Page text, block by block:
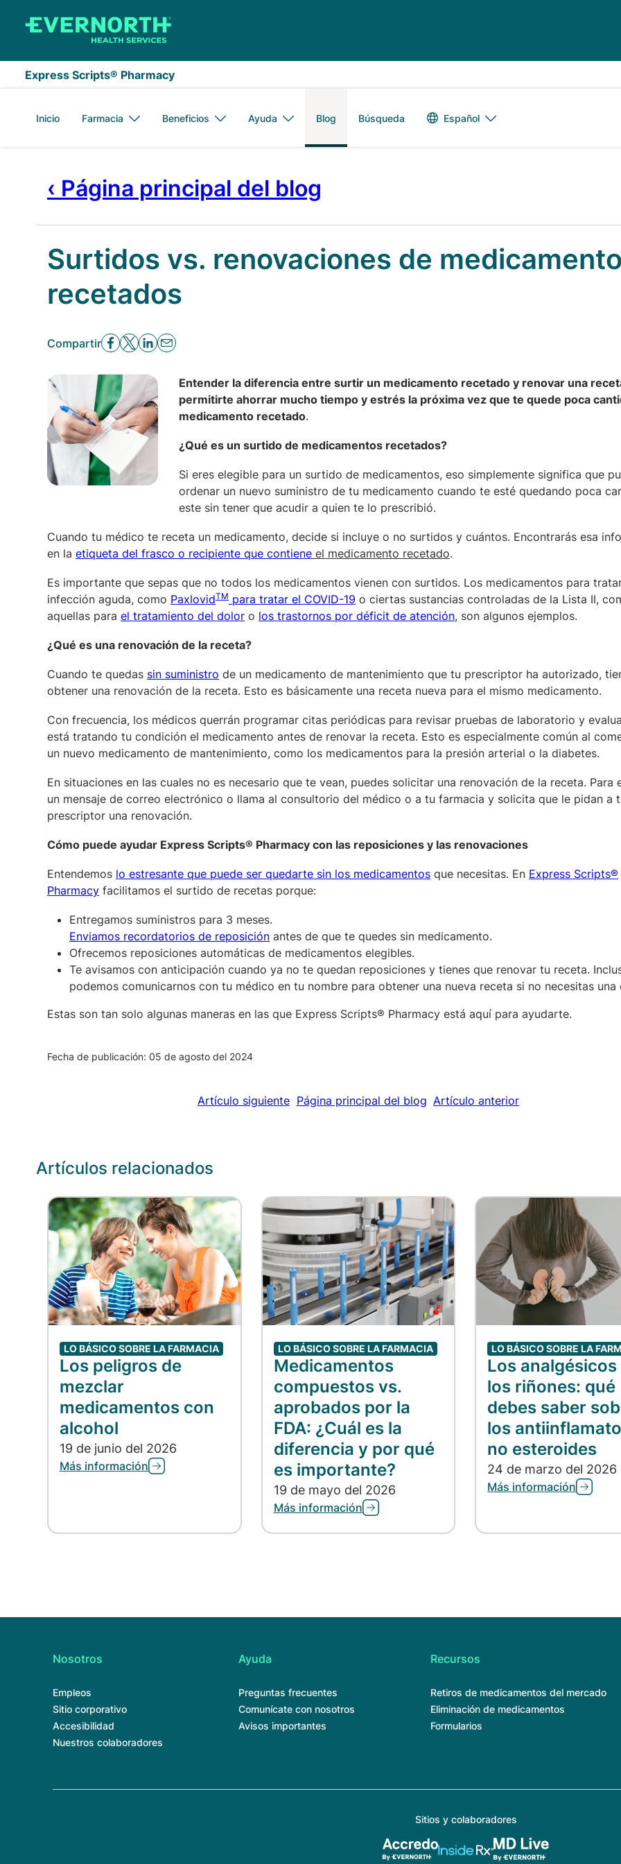
Express Scripts® Pharmacy
Inicio Farmacia Beneficios Ayuda Blog Búsqueda Alternador de
Español
‹ Página principal del blog
Surtidos vs. renovaciones de
recetados
Compartir
Entender la diferencia entre surtir un medicamento recetado y renovar una
permitirte ahorrar mucho tiempo y estrés la próxima vez que te quede poca
medicamento recetado.
¿Qué es un surtido de medicamentos recetados?
Si eres elegible para un surtido de medicamentos, eso simplemente significa que
ordenar un nuevo suministro de tu medicamento cuando te esté quedando poca
este sin tener que acudir a quien te lo prescribió.
Cuando tu médico te receta un medicamento, decide si incluye o no surtidos y cuántos. Encontrarás esa
en la etiqueta del frasco o recipiente que contiene el medicamento recetado.
Es importante que sepas que no todos los medicamentos vienen con surtidos. Los medicamentos para
infección aguda, como PaxlovidTM para tratar el COVID-19 o ciertas sustancias controladas de la Lista II,
aquellas para el tratamiento del dolor o los trastornos por déficit de atención, son algunos ejemplos.
¿Qué es una renovación de la receta?
Cuando te quedas sin suministro de un medicamento de mantenimiento que tu prescriptor ha autorizado,
obtener una renovación de la receta. Esto es básicamente una receta nueva para el mismo medicamento.
Con frecuencia, los médicos querrán programar citas periódicas para revisar pruebas de laboratorio y
está tratando tu condición el medicamento antes de renovar la receta. Esto es especialmente común al
un nuevo medicamento de mantenimiento, como los medicamentos para la presión arterial o la diabetes.
En situaciones en las cuales no es necesario que te vean, puedes solicitar una renovación de la receta. Para
un mensaje de correo electrónico o llama al consultorio del médico o a tu farmacia y solicita que le pidan a
prescriptor una renovación.
Cómo puede ayudar Express Scripts® Pharmacy con las reposiciones y las renovaciones
Entendemos lo estresante que puede ser quedarte sin los medicamentos que necesitas. En Express Scripts®
Pharmacy facilitamos el surtido de recetas porque:
Entregamos suministros para 3 meses.
Enviamos recordatorios de reposición antes de que te quedes sin medicamento.
Ofrecemos reposiciones automáticas de medicamentos elegibles.
Te avisamos con anticipación cuando ya no te quedan reposiciones y tienes que renovar tu receta.
podemos comunicarnos con tu médico en tu nombre para obtener una nueva receta si no necesitas una
Estas son tan solo algunas maneras en las que Express Scripts® Pharmacy está aquí para ayudarte.
Fecha de publicación: 05 de agosto del 2024
Artículo siguiente Página principal del blog Artículo anterior
Artículos relacionados
LO BÁSICO SOBRE LA FARMACIA
Los peligros de
mezclar
medicamentos con
alcohol
19 de junio del 2026
Más información
LO BÁSICO SOBRE LA FARMACIA
Medicamentos
compuestos vs.
aprobados por la
FDA: ¿Cuál es la
diferencia y por qué
es importante?
19 de mayo del 2026
Más información
LO BÁSICO SOBRE LA
Los analgésicos
los riñones: qué
debes saber
los
no esteroides
24 de marzo del 2026
Más información
Nosotros
Empleos
Sitio corporativo
Accesibilidad
Nuestros colaboradores
Ayuda
Preguntas frecuentes
Comunícate con nosotros
Avisos importantes
Recursos
Retiros de medicamentos del mercado
Eliminación de medicamentos
Formularios
Sitios y colaboradores